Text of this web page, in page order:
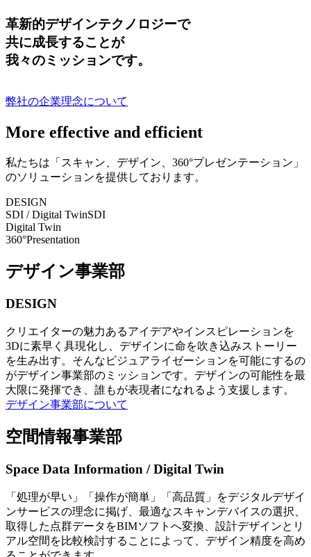
革新的デザインテクノロジーで
共に成長することが
我々のミッションです。
弊社の企業理念について
More effective and efficient
私たちは「スキャン、デザイン、360°プレゼンテーション」
のソリューションを提供しております。
DESIGN
SDI / Digital TwinSDI
Digital Twin
360°Presentation
デザイン事業部
DESIGN
クリエイターの魅力あるアイデアやインスピレーションを
3Dに素早く具現化し、デザインに命を吹き込みストーリー
を生み出す。そんなビジュアライゼーションを可能にするの
がデザイン事業部のミッションです。デザインの可能性を最
大限に発揮でき、誰もが表現者になれるよう支援します。
デザイン事業部について
空間情報事業部
Space Data Information / Digital Twin
「処理が早い」「操作が簡単」「高品質」をデジタルデザイ
ンサービスの理念に掲げ、最適なスキャンデバイスの選択、
取得した点群データをBIMソフトへ変換、設計デザインとリ
アル空間を比較検討することによって、デザイン精度を高め